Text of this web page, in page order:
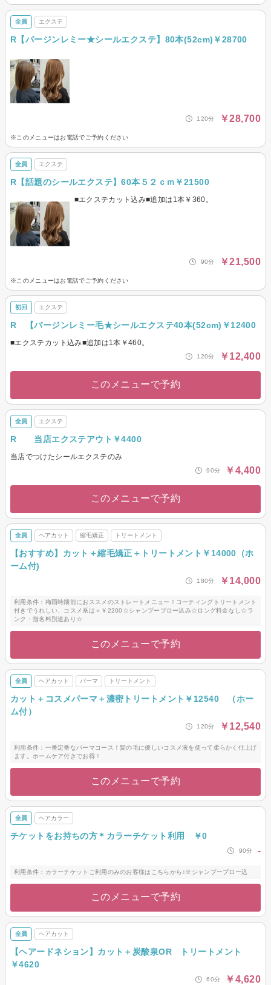
全員 エクステ
R【バージンレミー★シールエクステ】80本(52cm)￥28700
120分 ￥28,700
※このメニューはお電話でご予約ください
全員 エクステ
R【話題のシールエクステ】60本５２ｃｍ￥21500
■エクステカット込み■追加は1本￥360。
90分 ￥21,500
※このメニューはお電話でご予約ください
初回 エクステ
R 【バージンレミー毛★シールエクステ40本(52cm)￥12400
■エクステカット込み■追加は1本￥460。
120分 ￥12,400
このメニューで予約
全員 エクステ
R 当店エクステアウト￥4400
当店でつけたシールエクステのみ
90分 ￥4,400
このメニューで予約
全員 ヘアカット 縮毛矯正 トリートメント
【おすすめ】カット＋縮毛矯正＋トリートメント￥14000（ホ
ーム付)
180分 ￥14,000
利用条件：梅雨時期前におススメのストレートメニュー！コーティングトリートメント
付きでうれしい、コスメ系は＋￥2200☆シャンプーブロー込み☆ロング料金なし☆ラ
ンク・指名料別途あり☆
このメニューで予約
全員 ヘアカット パーマ トリートメント
カット＋コスメパーマ＋濃密トリートメント￥12540 （ホー
ム付）
120分 ￥12,540
利用条件：一番定番なパーマコース！髪の毛に優しいコスメ液を使って柔らかく仕上げ
ます。ホームケア付きでお得！
このメニューで予約
全員 ヘアカラー
チケットをお持ちの方＊カラーチケット利用 ￥0
90分 -
利用条件：カラーチケットご利用のみのお客様はこちらから♪※シャンプーブロー込
このメニューで予約
全員 ヘアカット
【ヘアードネション】カット＋炭酸泉ОR トリートメント
￥4620
60分 ￥4,620